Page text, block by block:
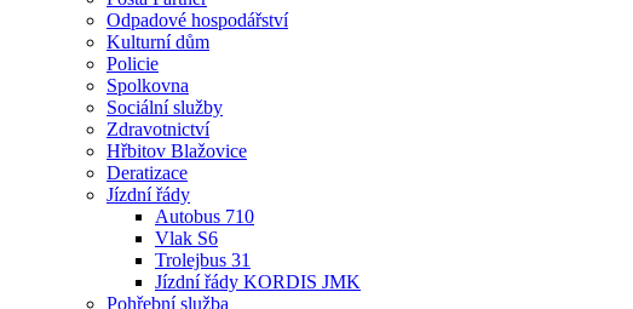
Odpadové hospodářství
Kulturní dům
Policie
Spolkovna
Sociální služby
Zdravotnictví
Hřbitov Blažovice
Deratizace
Jízdní řády
Autobus 710
Vlak S6
Trolejbus 31
Jízdní řády KORDIS JMK
Pohřební služba